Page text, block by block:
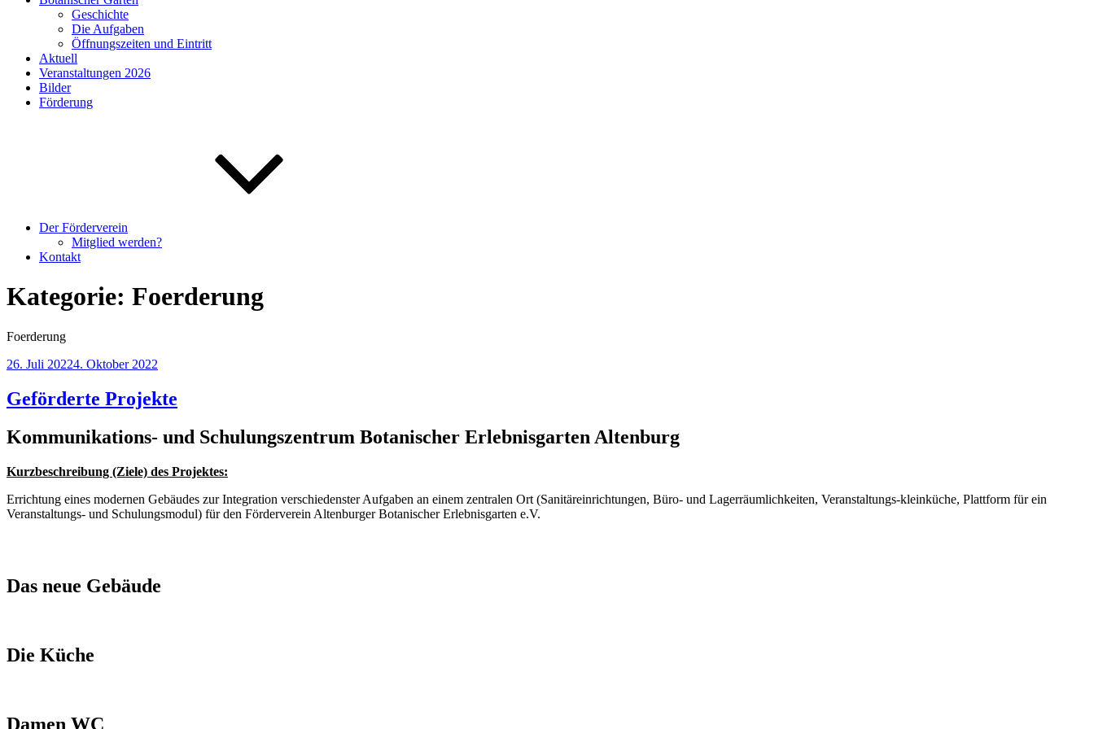
Geschichte
Die Aufgaben
Öffnungszeiten und Eintritt
Aktuell
Veranstaltungen 2026
Bilder
Förderung
Der Förderverein
Mitglied werden?
Kontakt
Kategorie: Foerderung
Foerderung
Veröffentlicht
26. Juli 20224. Oktober 2022
Geförderte Projekte
Kommunikations- und Schulungszentrum Botanischer Erlebnisgarten Altenburg
Kurzbeschreibung (Ziele) des Projektes:
Errichtung eines modernen Gebäudes zur Integration verschiedenster Aufgaben an einem zentralen Ort (Sanitäreinrichtungen, Büro- und Lagerräumlichkeiten, Veranstaltungs-kleinküche, Plattform für ein
Veranstaltungs- und Schulungsmodul) für den Förderverein Altenburger Botanischer Erlebnisgarten e.V.
Das neue Gebäude
Die Küche
Damen WC